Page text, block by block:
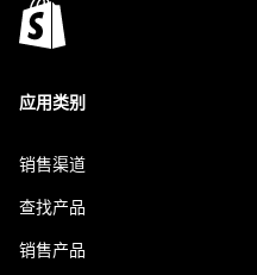
应用类别
销售渠道
查找产品
销售产品